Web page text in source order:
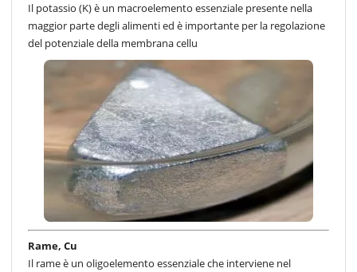
Il potassio (K) è un macroelemento essenziale presente nella
maggior parte degli alimenti ed è importante per la regolazione
del potenziale della membrana cellu
Rame, Cu
Il rame è un oligoelemento essenziale che interviene nel